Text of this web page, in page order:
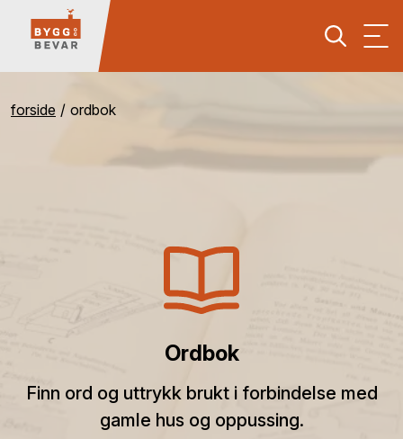
forside ordbok
Ordbok
Finn ord og uttrykk brukt i forbindelse med
gamle hus og oppussing.